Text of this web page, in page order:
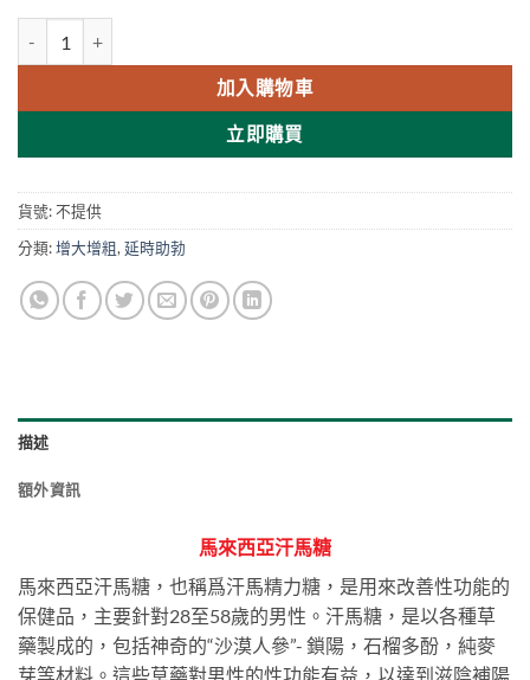
加入購物車
立即購買
貨號:不提供
分類:增大增粗, 延時助勃
描述
額外資訊
馬來西亞汗馬糖
馬來西亞汗馬糖，也稱爲汗馬精力糖，是用來改善性功能的
保健品，主要針對28至58歲的男性。汗馬糖，是以各種草
藥製成的，包括神奇的“沙漠人參”- 鎖陽，石榴多酚，純麥
芽等材料。這些草藥對男性的性功能有益，以達到滋陰補陽